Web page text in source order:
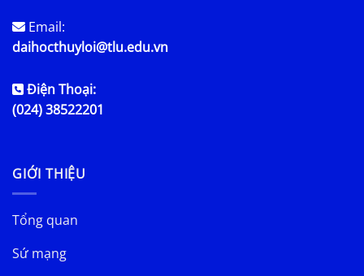
Email:
daihocthuyloi@tlu.edu.vn
Điện Thoại:
(024) 38522201
GIỚI THIỆU
Tổng quan
Sứ mạng